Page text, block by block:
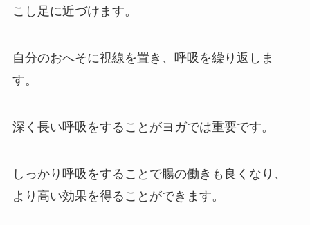
こし足に近づけます。
自分のおへそに視線を置き、呼吸を繰り返しま
す。
深く長い呼吸をすることがヨガでは重要です。
しっかり呼吸をすることで腸の働きも良くなり、
より高い効果を得ることができます。